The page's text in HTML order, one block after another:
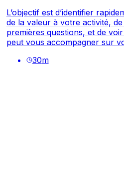
L’objectif est d’identifier
de la valeur à votre activité,
premières questions, et de
peut vous accompagner sur
30m